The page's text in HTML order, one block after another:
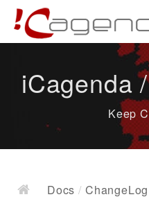
News
Docs
iCagenda
Keep
Docs / ChangeLog